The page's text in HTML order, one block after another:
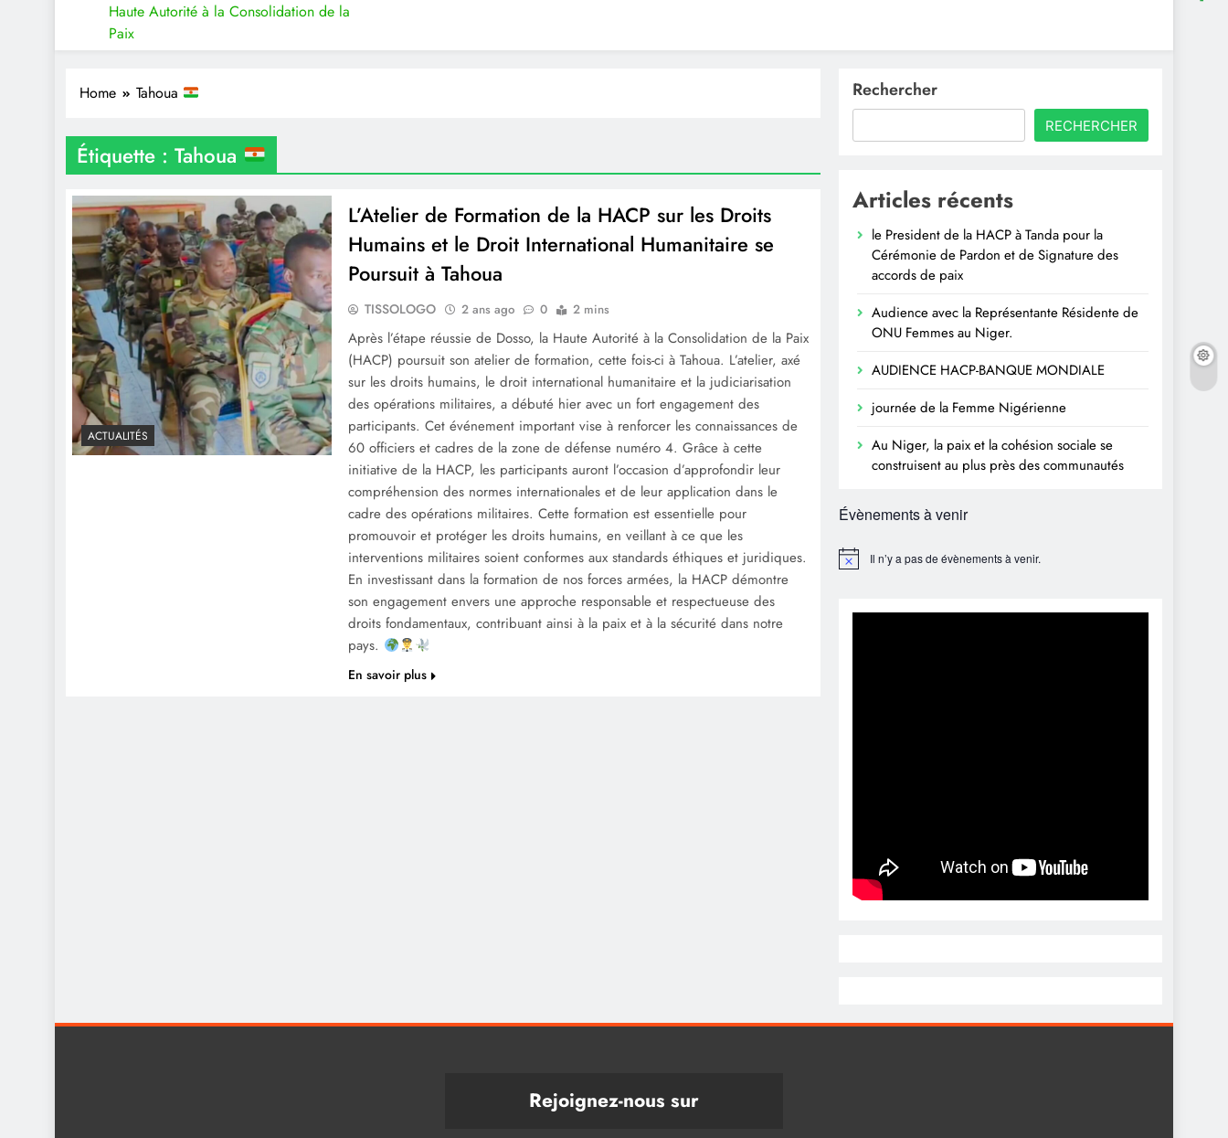
Haute Autorité à la Consolidation de la
Paix
Home Tahoua
Étiquette : Tahoua
ACTUALITÉS
L’Atelier de Formation de la HACP sur les Droits
Humains et le Droit International Humanitaire se
Poursuit à Tahoua
TISSOLOGO 2 ans ago 0 2 mins
Après l’étape réussie de Dosso, la Haute Autorité à la Consolidation de la Paix
(HACP) poursuit son atelier de formation, cette fois-ci à Tahoua. L’atelier, axé
sur les droits humains, le droit international humanitaire et la judiciarisation
des opérations militaires, a débuté hier avec un fort engagement des
participants. Cet événement important vise à renforcer les connaissances de
60 officiers et cadres de la zone de défense numéro 4. Grâce à cette
initiative de la HACP, les participants auront l’occasion d’approfondir leur
compréhension des normes internationales et de leur application dans le
cadre des opérations militaires. Cette formation est essentielle pour
promouvoir et protéger les droits humains, en veillant à ce que les
interventions militaires soient conformes aux standards éthiques et juridiques.
En investissant dans la formation de nos forces armées, la HACP démontre
son engagement envers une approche responsable et respectueuse des
droits fondamentaux, contribuant ainsi à la paix et à la sécurité dans notre
pays.
En savoir plus
Rechercher
RECHERCHER
Articles récents
le President de la HACP à Tanda pour la
Cérémonie de Pardon et de Signature des
accords de paix
Audience avec la Représentante Résidente de
ONU Femmes au Niger.
AUDIENCE HACP-BANQUE MONDIALE
journée de la Femme Nigérienne
Au Niger, la paix et la cohésion sociale se
construisent au plus près des communautés
Évènements à venir
Il n’y a pas de évènements à venir.
Rejoignez-nous sur